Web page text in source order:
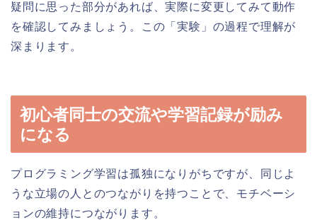
疑問に思った部分があれば、実際に変更してみて動作
を確認してみましょう。この「実験」の過程で理解が
深まります。
初心者同士の交流や学習記録が励み
になる
プログラミング学習は孤独になりがちですが、同じよ
うな立場の人とのつながりを持つことで、モチベーシ
ョンの維持につながります。